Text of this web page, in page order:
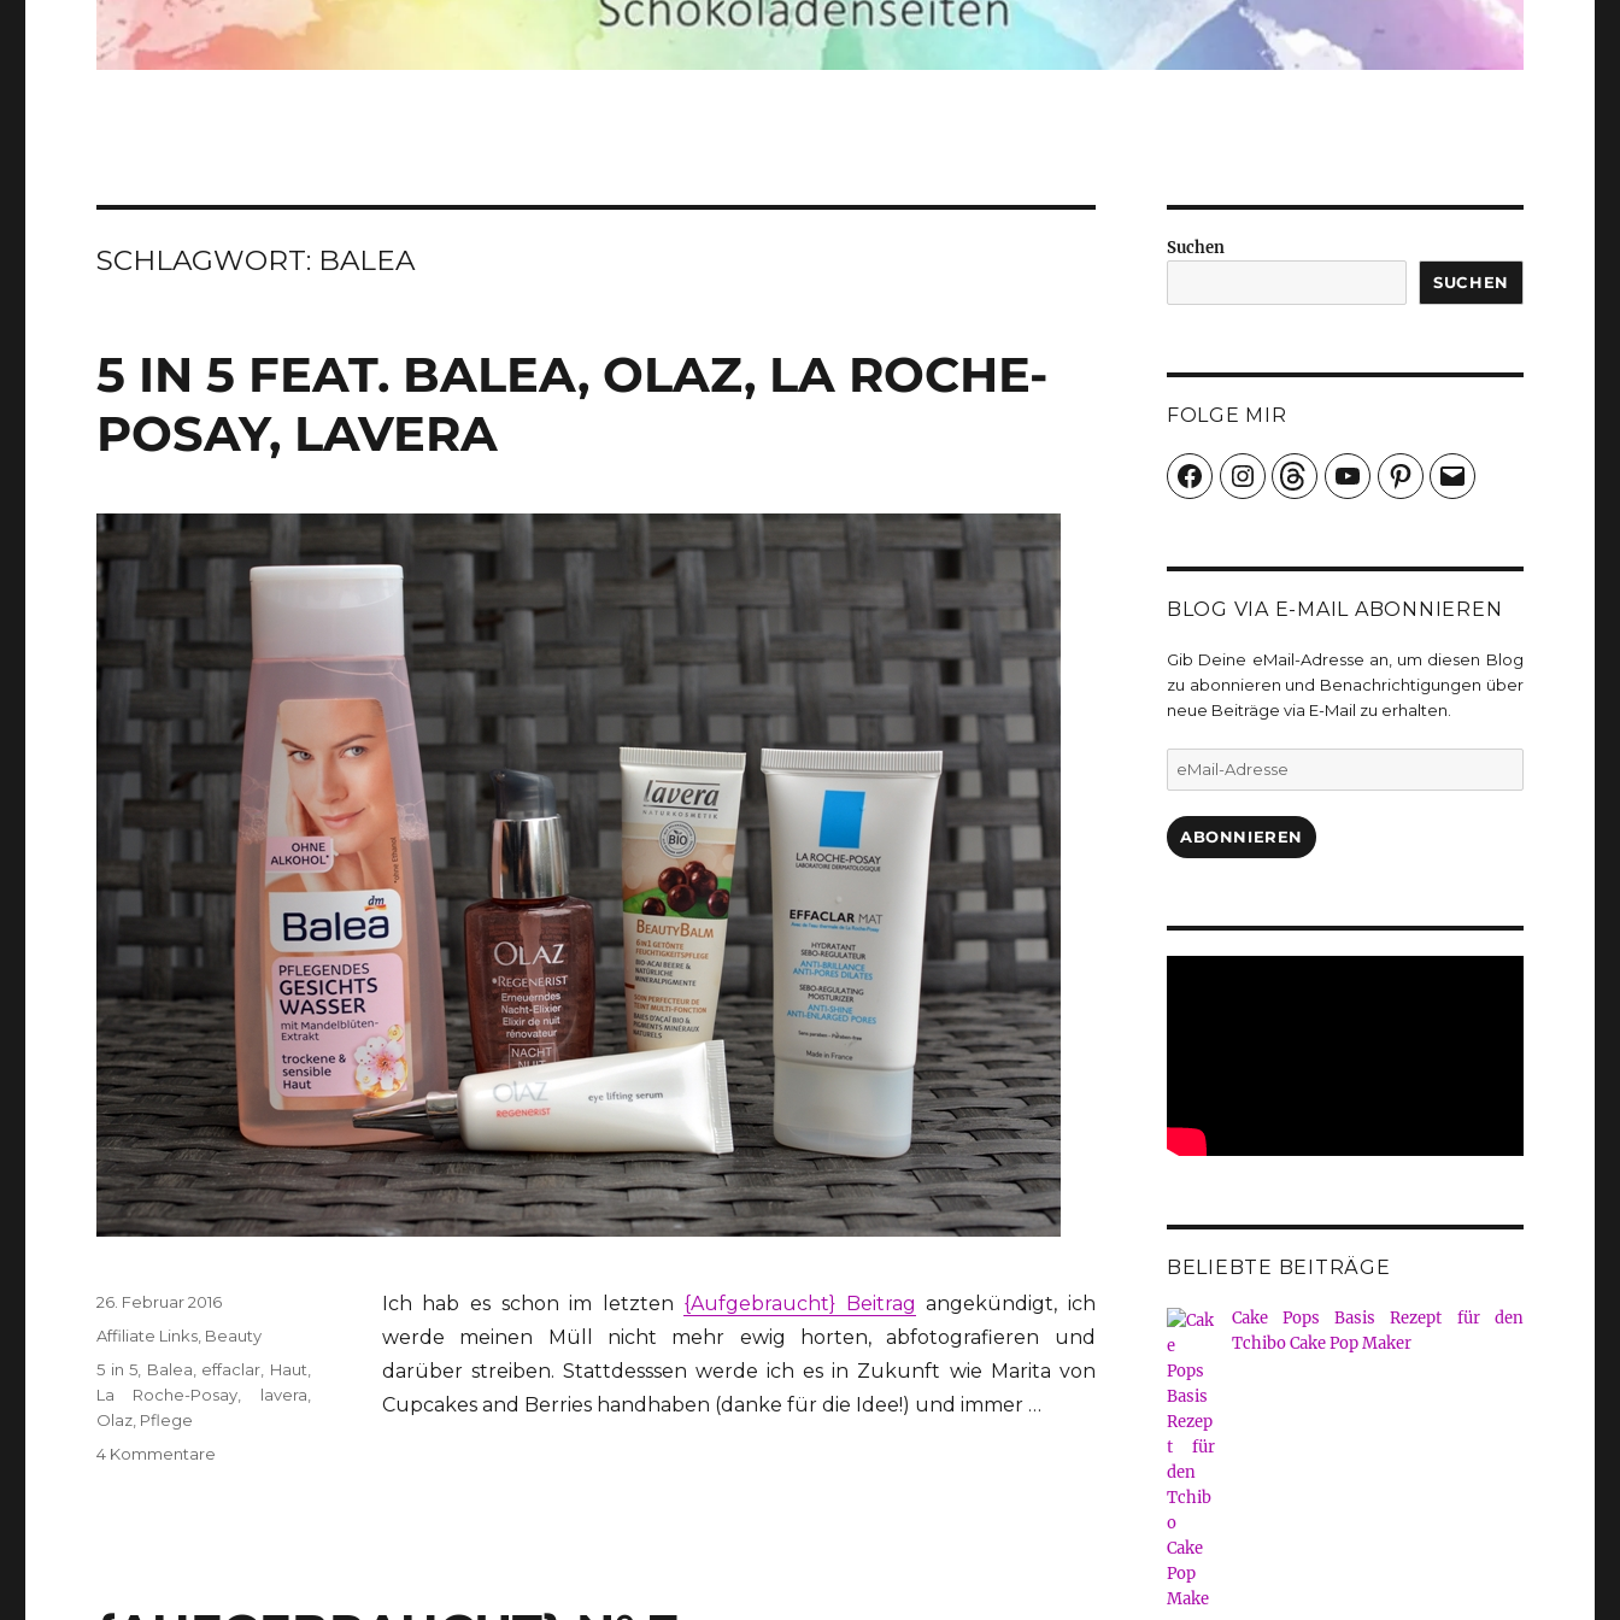
SCHLAGWORT: BALEA
5 IN 5 FEAT. BALEA, OLAZ, LA ROCHE-
POSAY, LAVERA
Ich hab es schon im letzten {Aufgebraucht} Beitrag angekündigt, ich
werde meinen Müll nicht mehr ewig horten, abfotografieren und
darüber streiben. Stattdesssen werde ich es in Zukunft wie Marita von
Cupcakes and Berries handhaben (danke für die Idee!) und immer …
Veröffentlicht
am
26. Februar 2016
Kategorien
Affiliate Links Beauty
Schlagwörter
5 in 5 Balea effaclar Haut
La Roche-Posay
lavera
Olaz Pflege
4 Kommentare
Suchen
SUCHEN
FOLGE MIR
FacebookInstagramThreadsYouTubePinterest
E-
Mail
BLOG VIA E-MAIL ABONNIEREN
Gib Deine eMail-Adresse an, um diesen Blog
zu abonnieren und Benachrichtigungen über
neue Beiträge via E-Mail zu erhalten.
eMail-
ABONNIEREN
BELIEBTE BEITRÄGE
Cake Pops Basis Rezept für den
Tchibo Cake Pop Maker